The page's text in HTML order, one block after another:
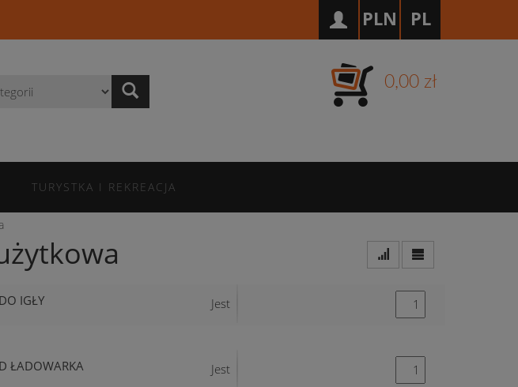
PL
PLN
0,00 zł
TURYSTKA I REKREACJA
IGŁY
Jest
ŁADOWARKA Jest